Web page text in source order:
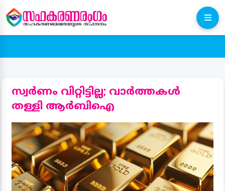
സ്വര്‍ണം വിറ്റിട്ടില്ല; വാര്‍ത്തകള്‍
തള്ളി ആര്‍ബിഐ